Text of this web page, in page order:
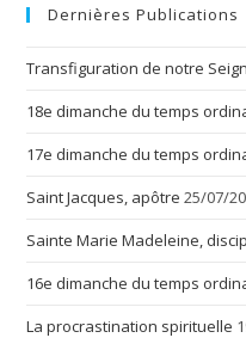
Dernières Publications
Transfiguration de notre
18e dimanche du temps
17e dimanche du temps
Saint Jacques, apôtre 25/07/
Sainte Marie Madeleine,
16e dimanche du temps
La procrastination spirituelle